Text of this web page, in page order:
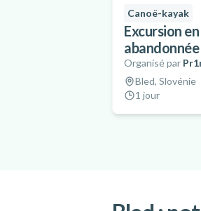
Canoë-kayak
Excursion
Organisé par
Bled, Slovénie
1 jour